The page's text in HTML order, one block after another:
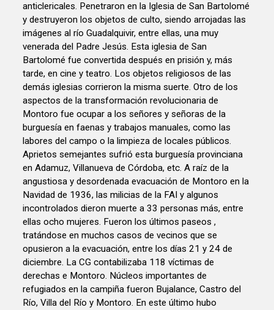
anticlericales. Penetraron en la Iglesia de San Bartolomé
y destruyeron los objetos de culto, siendo arrojadas las
imágenes al río Guadalquivir, entre ellas, una muy
venerada del Padre Jesús. Esta iglesia de San
Bartolomé fue convertida después en prisión y, más
tarde, en cine y teatro. Los objetos religiosos de las
demás iglesias corrieron la misma suerte. Otro de los
aspectos de la transformación revolucionaria de
Montoro fue ocupar a los señores y señoras de la
burguesía en faenas y trabajos manuales, como las
labores del campo o la limpieza de locales públicos.
Aprietos semejantes sufrió esta burguesía provinciana
en Adamuz, Villanueva de Córdoba, etc. A raíz de la
angustiosa y desordenada evacuación de Montoro en la
Navidad de 1936, las milicias de la FAI y algunos
incontrolados dieron muerte a 33 personas más, entre
ellas ocho mujeres. Fueron los últimos paseos ,
tratándose en muchos casos de vecinos que se
opusieron a la evacuación, entre los días 21 y 24 de
diciembre. La CG contabilizaba 118 víctimas de
derechas e Montoro. Núcleos importantes de
refugiados en la campiña fueron Bujalance, Castro del
Río, Villa del Río y Montoro. En este último hubo